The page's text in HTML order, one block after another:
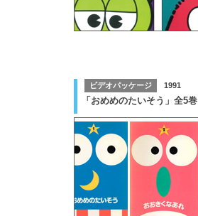
ビデオパッケージ 1991
「おめめのたいそう」全5巻